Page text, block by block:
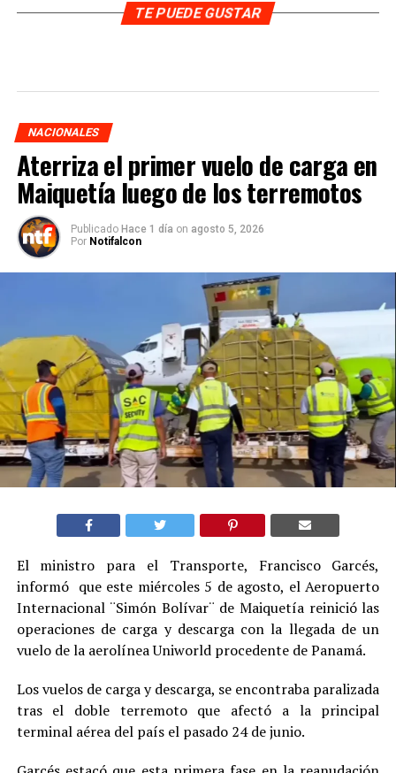
TE PUEDE GUSTAR
NACIONALES
Aterriza el primer vuelo de carga en
Maiquetía luego de los terremotos
Publicado Hace 1 día on agosto 5, 2026
Por Notifalcon
El ministro para el Transporte, Francisco Garcés,
informó que este miércoles 5 de agosto, el Aeropuerto
Internacional ¨Simón Bolívar¨ de Maiquetía reinició las
operaciones de carga y descarga con la llegada de un
vuelo de la aerolínea Uniworld procedente de Panamá.
Los vuelos de carga y descarga, se encontraba paralizada
tras el doble terremoto que afectó a la principal
terminal aérea del país el pasado 24 de junio.